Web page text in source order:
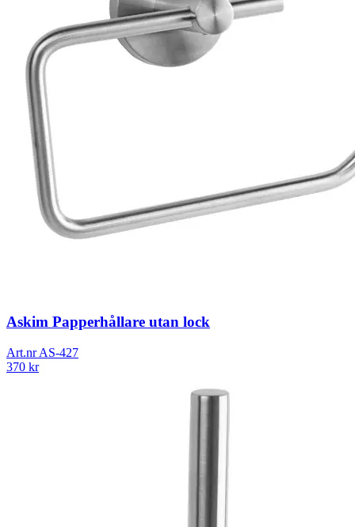
Askim Papperhållare utan lock
Art.nrAS-427
370 kr